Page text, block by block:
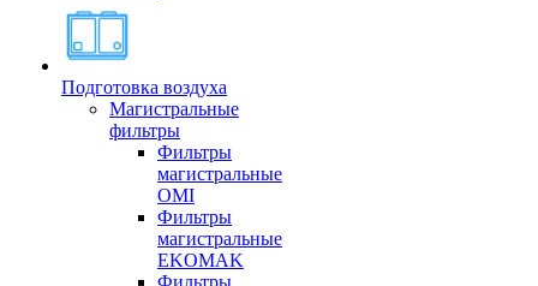
Подготовка воздуха
Магистральные
фильтры
Фильтры
магистральные
OMI
Фильтры
магистральные
EKOMAK
Фильтры